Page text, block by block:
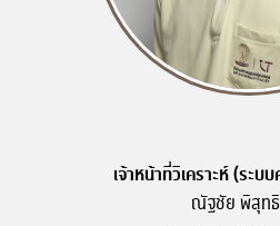
เจ้าหน้าที่วิเคราะห์ (ระบ
ณัฐชัย พิสุท